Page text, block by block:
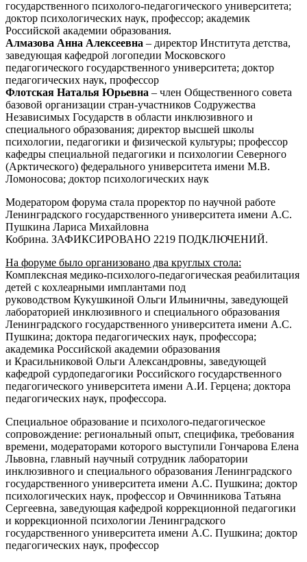
государственного психолого-педагогического университета;
доктор психологических наук, профессор; академик
Российской академии образования.
Алмазова Анна Алексеевна – директор Института детства,
заведующая кафедрой логопедии Московского
педагогического государственного университета; доктор
педагогических наук, профессор
Флотская Наталья Юрьевна – член Общественного совета
базовой организации стран-участников Содружества
Независимых Государств в области инклюзивного и
специального образования; директор высшей школы
психологии, педагогики и физической культуры; профессор
кафедры специальной педагогики и психологии Северного
(Арктического) федерального университета имени М.В.
Ломоносова; доктор психологических наук
Модератором форума стала проректор по научной работе
Ленинградского государственного университета имени А.С.
Пушкина Лариса Михайловна
Кобрина. ЗАФИКСИРОВАНО 2219 ПОДКЛЮЧЕНИЙ.
На форуме было организовано два круглых стола:
Комплексная медико-психолого-педагогическая реабилитация
детей с кохлеарными имплантами под
руководством Кукушкиной Ольги Ильиничны, заведующей
лабораторией инклюзивного и специального образования
Ленинградского государственного университета имени А.С.
Пушкина; доктора педагогических наук, профессора;
академика Российской академии образования
и Красильниковой Ольги Александровны, заведующей
кафедрой сурдопедагогики Российского государственного
педагогического университета имени А.И. Герцена; доктора
педагогических наук, профессора.
Специальное образование и психолого-педагогическое
сопровождение: региональный опыт, специфика, требования
времени, модераторами которого выступили Гончарова Елена
Львовна, главный научный сотрудник лаборатории
инклюзивного и специального образования Ленинградского
государственного университета имени А.С. Пушкина; доктор
психологических наук, профессор и Овчинникова Татьяна
Сергеевна, заведующая кафедрой коррекционной педагогики
и коррекционной психологии Ленинградского
государственного университета имени А.С. Пушкина; доктор
педагогических наук, профессор